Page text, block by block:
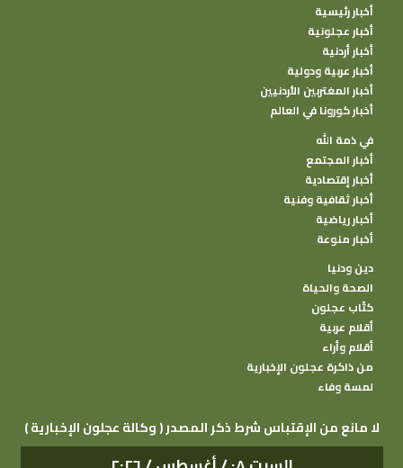
أخبار رئيسية
أخبار عجلونية
أخبار أردنية
أخبار عربية ودولية
أخبار المغتربين الأردنيين
أخبار كورونا في العالم
في ذمة الله
أخبار المجتمع
أخبار إقتصادية
أخبار ثقافية وفنية
أخبار رياضية
أخبار منوعة
دين ودنيا
الصحة والحياة
كتًاب عجلون
أقلام عربية
أقلام وأراء
من ذاكرة عجلون الإخبارية
لمسة وفاء
( وكالة عجلون الإخبارية ) لا مانع من الإقتباس شرط ذكر المصدر